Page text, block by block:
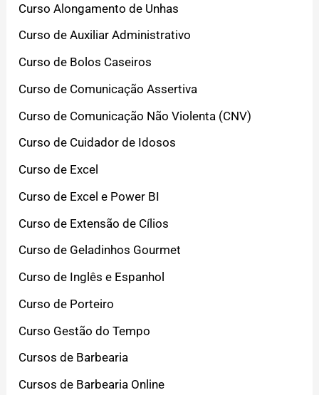
Curso Alongamento de Unhas
Curso de Auxiliar Administrativo
Curso de Bolos Caseiros
Curso de Comunicação Assertiva
Curso de Comunicação Não Violenta (CNV)
Curso de Cuidador de Idosos
Curso de Excel
Curso de Excel e Power BI
Curso de Extensão de Cílios
Curso de Geladinhos Gourmet
Curso de Inglês e Espanhol
Curso de Porteiro
Curso Gestão do Tempo
Cursos de Barbearia
Cursos de Barbearia Online